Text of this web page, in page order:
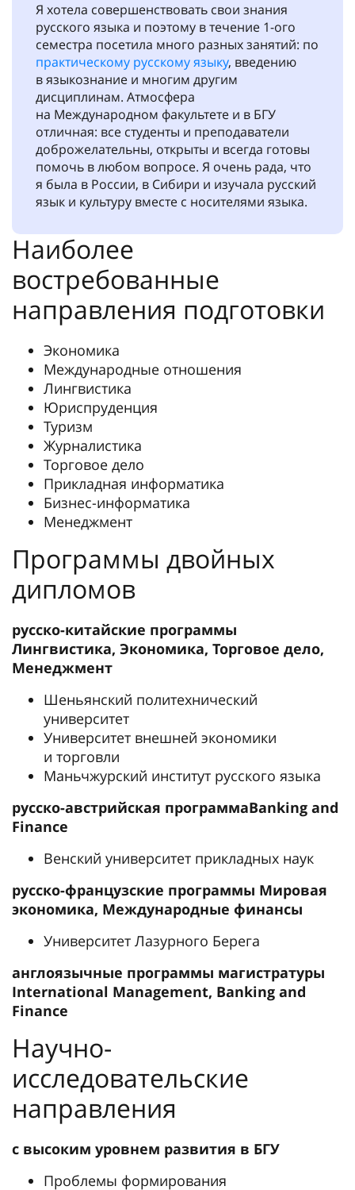
Я хотела совершенствовать свои знания
русского языка и поэтому в течение 1-ого
семестра посетила много разных занятий: по
практическому русскому языку, введению
в языкознание и многим другим
дисциплинам. Атмосфера
на Международном факультете и в БГУ
отличная: все студенты и преподаватели
доброжелательны, открыты и всегда готовы
помочь в любом вопросе. Я очень рада, что
я была в России, в Сибири и изучала русский
язык и культуру вместе с носителями языка.
Наиболее
востребованные
направления подготовки
Экономика
Международные отношения
Лингвистика
Юриспруденция
Туризм
Журналистика
Торговое дело
Прикладная информатика
Бизнес-информатика
Менеджмент
Программы двойных
дипломов
русско-китайские программы
Лингвистика, Экономика, Торговое дело,
Менеджмент
Шеньянский политехнический
университет
Университет внешней экономики
и торговли
Маньчжурский институт русского языка
русско-австрийская программаBanking and
Finance
Венский университет прикладных наук
русско-французские программы Мировая
экономика, Международные финансы
Университет Лазурного Берега
англоязычные программы магистратуры
International Management, Banking and
Finance
Научно-
исследовательские
направления
с высоким уровнем развития в БГУ
Проблемы формирования